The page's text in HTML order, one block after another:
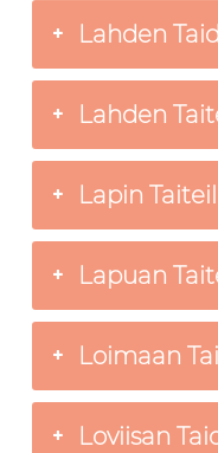
Lahden
Lahden
Lapin
Lapuan
Loimaan
Loviisan